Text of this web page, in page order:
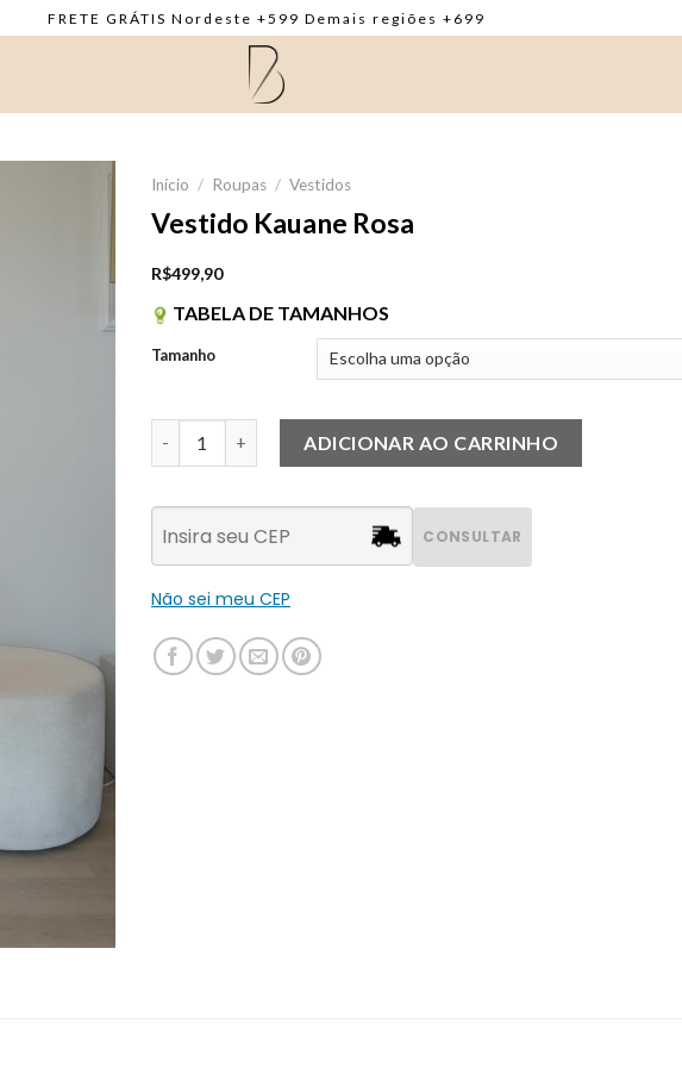
FRETE GRÁTIS Nordeste +599 Demais regiões +699
Início / Roupas / Vestidos
Vestido Kauane Rosa
R$499,90
TABELA DE TAMANHOS
Tamanho
ADICIONAR AO CARRINHO
CONSULTAR
Não sei meu CEP